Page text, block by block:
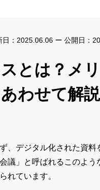
： 2025.06.06 ー 公開日：
とは？メ
わせて解説
、デジタル化された資
議」と呼ばれるこのよ
れています。